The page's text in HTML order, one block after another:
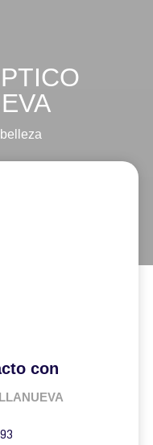
con